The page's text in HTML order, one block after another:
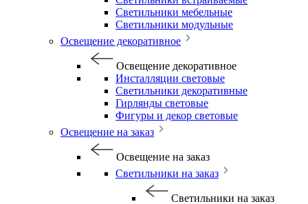
Светильники мебельные
Светильники модульные
Освещение декоративное
Освещение декоративное
Инсталляции световые
Светильники декоративные
Гирлянды световые
Фигуры и декор световые
Освещение на заказ
Освещение на заказ
Светильники на заказ
Светильники на заказ